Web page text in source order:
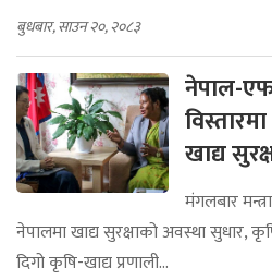
बुधबार, साउन २०, २०८३
नेपाल-
खाद्य
मंगलबार
नेपालमा खाद्य सुरक्षाको अवस्था सुधार,
दिगो कृषि-खाद्य प्रणाली...